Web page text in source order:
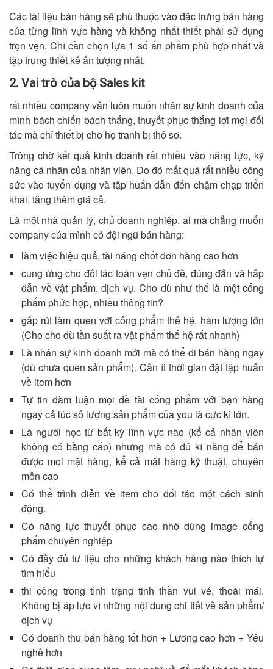
Các tài liệu bán hàng sẽ phù thuộc vào đặc trưng bán hàng
của từng lĩnh vực hàng và không nhất thiết phải sử dụng
trọn vẹn. Chỉ cần chọn lựa 1 số ấn phẩm phù hợp nhất và
tập trung thiết kế ấn tượng nhất.
2. Vai trò của bộ Sales kit
rất nhiều company vẫn luôn muốn nhân sự kinh doanh của
mình bách chiến bách thắng, thuyết phục thắng lợi mọi đối
tác mà chỉ thiết bị cho họ tranh bị thô sơ.
Trông chờ kết quả kinh doanh rất nhiều vào năng lực, kỹ
năng cá nhân của nhân viên. Do đó mất quá rất nhiều công
sức vào tuyển dụng và tập huấn dẫn đến chậm chạp triển
khai, tăng thêm giá cả.
Là một nhà quản lý, chủ doanh nghiệp, ai mà chẳng muốn
company của mình có đội ngũ bán hàng:
làm việc hiệu quả, tài năng chốt đơn hàng cao hơn
cung ứng cho đối tác toàn vẹn chủ đề, đúng đắn và hấp
dẫn về vật phẩm, dịch vụ. Cho dù như thế là một cống
phẩm phức hợp, nhiều thông tin?
gấp rút làm quen với cống phẩm thế hệ, hàm lượng lớn
(Cho cho dù tần suất ra vật phẩm thế hệ rất nhanh)
Là nhân sự kinh doanh mới mà có thể đi bán hàng ngay
(dù chưa quen sản phẩm). Cần ít thời gian đặt tập huấn
về item hơn
Tự tin đàm luận mọi đề tài cống phẩm với bạn hàng
ngay cả lúc số lượng sản phẩm của you là cực kì lớn.
Là người học từ bất kỳ lĩnh vực nào (kể cả nhân viên
không có bằng cấp) nhưng mà có đủ kĩ năng để bán
được mọi mặt hàng, kể cả mặt hàng kỹ thuật, chuyên
môn cao
Có thể trình diễn về item cho đối tác một cách sinh
động.
Có năng lực thuyết phục cao nhờ dùng image cống
phẩm chuyên nghiệp
Có đầy đủ tư liệu cho những khách hàng nào thích tự
tìm hiểu
thi công trong tình trạng tinh thần vui vẻ, thoải mái.
Không bị áp lực vì những nội dung chi tiết về sản phẩm/
dịch vụ
Có doanh thu bán hàng tốt hơn + Lương cao hơn + Yêu
nghề hơn